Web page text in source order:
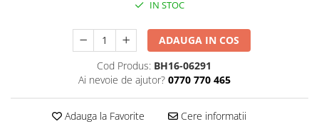
Lampi de birou
Profil aluminiu
IN STOC
ADAUGA IN COS
Cod Produs: BH16-06291
Ai nevoie de ajutor? 0770 770 465
Adauga la Favorite Cere informatii